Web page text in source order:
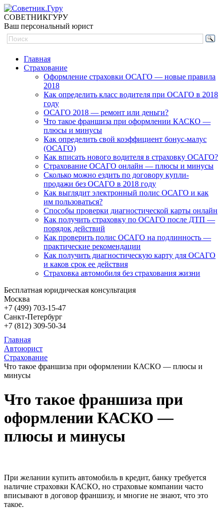
СОВЕТНИКГУРУ
Ваш персональный юрист
Главная
Страхование
Оформление страховки ОСАГО — новые правила
2018
Как определить класс водителя при ОСАГО в 2018
году
ОСАГО 2018 — ремонт или деньги?
Что такое франшиза при оформлении КАСКО —
плюсы и минусы
Как определить свой коэффициент бонус-малус
(ОСАГО)
Как вписать нового водителя в страховку ОСАГО?
Страхование ОСАГО онлайн — плюсы и минусы
Сколько можно ездить по договору купли-
продажи без ОСАГО в 2018 году
Как выглядит электронный полис ОСАГО и как
им пользоваться?
Способы проверки диагностической карты онлайн
Как получить страховку по ОСАГО после ДТП —
порядок действий
Как проверить полис ОСАГО на подлинность —
практические рекомендации
Как получить диагностическую карту для ОСАГО
и каков срок ее действия
Страховка автомобиля без страхования жизни
Бесплатная юридическая консультация
Москва
+7 (499) 703-15-47
Санкт-Петербург
+7 (812) 309-50-34
Главная
Автоюрист
Страхование
Что такое франшиза при оформлении КАСКО — плюсы и
минусы
Что такое франшиза при
оформлении КАСКО —
плюсы и минусы
При желании купить автомобиль в кредит, банку требуется
наличие страховки КАСКО, но страховые компании часто
вписывают в договор франшизу, и многие не знают, что это
такое.